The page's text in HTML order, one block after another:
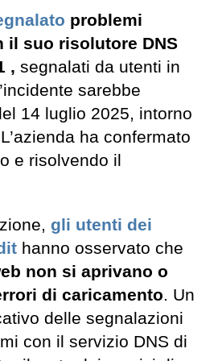
problemi
il suo risolutore DNS
, segnalati da utenti in
sarebbe
14 luglio 2025, intorno
ha confermato
e risolvendo il
gli utenti dei
hanno osservato che
non si aprivano o
di caricamento. Un
delle segnalazioni
con il servizio DNS di